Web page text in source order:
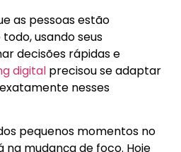
as pessoas estão
usando seus
decisões rápidas e
digital precisou se adaptar
nesses
pequenos momentos no
mudança de foco. Hoje